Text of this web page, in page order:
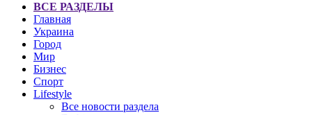
ВСЕ РАЗДЕЛЫ
Главная
Украина
Город
Мир
Бизнес
Спорт
Lifestyle
Все новости раздела